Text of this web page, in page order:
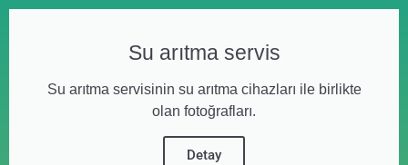
Su arıtma servis
Su arıtma servisinin su arıtma cihazları ile birlikte
olan fotoğrafları.
Detay